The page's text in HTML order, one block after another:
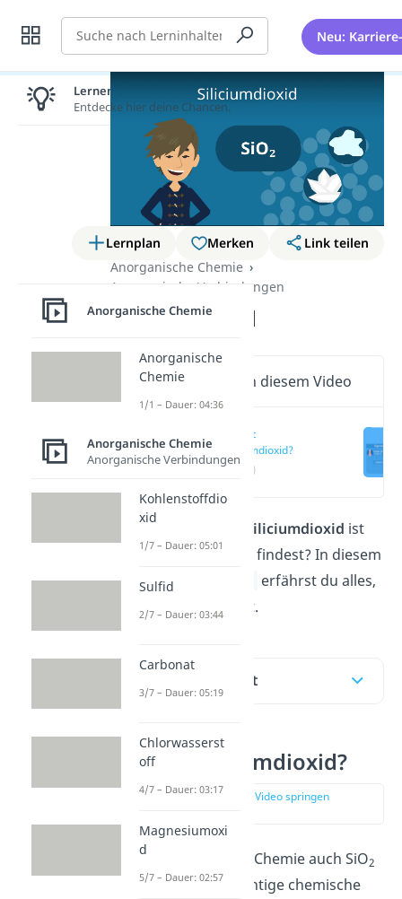
Suche Neu:
Lernplan Merken
Link teilen
Anorganische Chemie
Anorganische Verbindungen
Siliciumdioxid
Wichtige Inhalte in diesem Video
Was ist
Siliciumdioxid?
(00:13)
Du fragst dich, was Siliciumdioxid ist
und wo du es überall findest? In diesem
Beitrag und im
erfährst du alles,
was du wissen musst.
Inhaltsübersicht
Was ist Siliciumdioxid?
zur Stelle im Video springen
Siliciumdioxid, in der Chemie auch SiO2
genannt, ist eine wichtige chemische
Lernen lohnt sich!
Entdecke hier deine Chancen.
Anorganische Chemie
Anorganische
Chemie
1/1 – Dauer: 04:36
Anorganische Chemie
Anorganische Verbindungen
Kohlenstoffdio
xid
1/7 – Dauer: 05:01
Sulfid
2/7 – Dauer: 03:44
Carbonat
3/7 – Dauer: 05:19
Chlorwasserst
off
4/7 – Dauer: 03:17
Magnesiumoxi
d
5/7 – Dauer: 02:57